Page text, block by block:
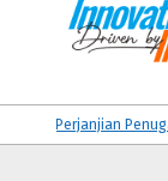
LPPM
UNS
Perjanjian